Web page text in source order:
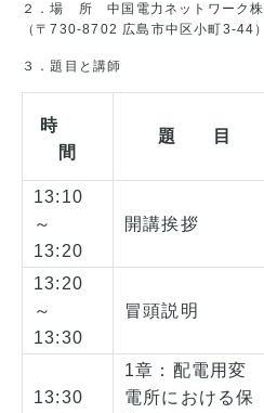
２．場 所 中国電力ネットワーク
（〒730-8702 広島市中区小町3-44）
３．題目と講師
時
間
題 目
13:10
～
13:20
開講挨拶
13:20
～
13:30
冒頭説明
13:30
1章：配電用変
電所における保